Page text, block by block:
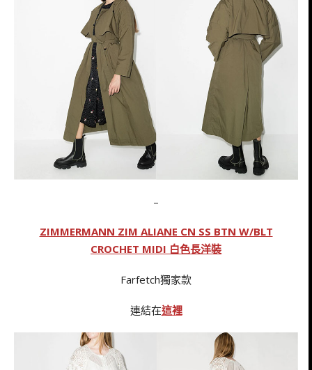
–
ZIMMERMANN ZIM ALIANE CN SS BTN W/BLT
CROCHET MIDI 白色長洋裝
Farfetch獨家款
連結在這裡